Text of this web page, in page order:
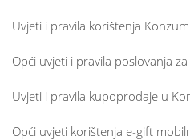
Uvjeti i pravila korištenja
Opći uvjeti i pravila poslovanja
Uvjeti i pravila kupoprodaje u
Opći uvjeti korištenja e-gift